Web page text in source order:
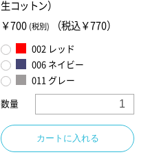
生コットン）
￥700 (税別) （税込￥770）
002 レッド
006 ネイビー
011 グレー
数量
カートに入れる